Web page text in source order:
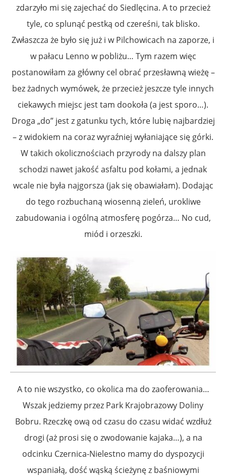
zdarzyło mi się zajechać do Siedlęcina. A to przecież
tyle, co splunąć pestką od czereśni, tak blisko.
Zwłaszcza że było się już i w Pilchowicach na zaporze, i
w pałacu Lenno w pobliżu… Tym razem więc
postanowiłam za główny cel obrać przesławną wieżę –
bez żadnych wymówek, że przecież jeszcze tyle innych
ciekawych miejsc jest tam dookoła (a jest sporo…).
Droga „do” jest z gatunku tych, które lubię najbardziej
– z widokiem na coraz wyraźniej wyłaniające się górki.
W takich okolicznościach przyrody na dalszy plan
schodzi nawet jakość asfaltu pod kołami, a jednak
wcale nie była najgorsza (jak się obawiałam). Dodając
do tego rozbuchaną wiosenną zieleń, urokliwe
zabudowania i ogólną atmosferę pogórza… No cud,
miód i orzeszki.
A to nie wszystko, co okolica ma do zaoferowania…
Wszak jedziemy przez Park Krajobrazowy Doliny
Bobru. Rzeczkę ową od czasu do czasu widać wzdłuż
drogi (aż prosi się o zwodowanie kajaka…), a na
odcinku Czernica-Nielestno mamy do dyspozycji
wspaniałą, dość wąską ścieżynę z baśniowymi